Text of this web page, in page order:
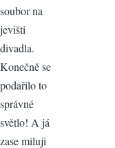
soubor na
jevišti
divadla.
Konečně se
podařilo to
správné
světlo! A já
zase miluji